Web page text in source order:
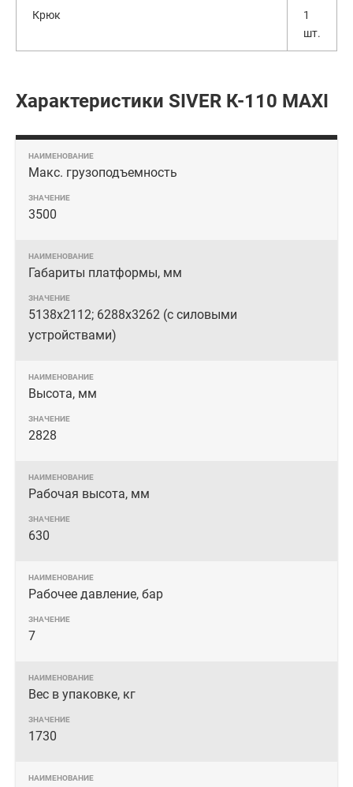
Крюк
1
шт.
Характеристики SIVER К-110 MAXI
Макс. грузоподъемность
3500
Габариты платформы, мм
5138х2112; 6288х3262 (с силовыми
устройствами)
Высота, мм
2828
Рабочая высота, мм
630
Рабочее давление, бар
7
Вес в упаковке, кг
1730